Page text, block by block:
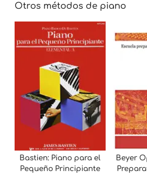
Otros métodos de piano
Bastien: Piano para el
Pequeño Principiante
Beyer